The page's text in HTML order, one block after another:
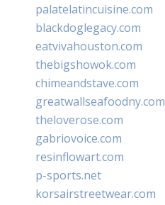
palatelatincuisine.com
blackdoglegacy.com
eatvivahouston.com
thebigshowok.com
chimeandstave.com
greatwallseafoodny.com
theloverose.com
gabriovoice.com
resinflowart.com
p-sports.net
korsairstreetwear.com